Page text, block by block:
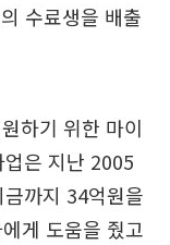
수료생을 배출
하기 위한 마이
은 지난 2005
까지 34억원을
게 도움을 줬고